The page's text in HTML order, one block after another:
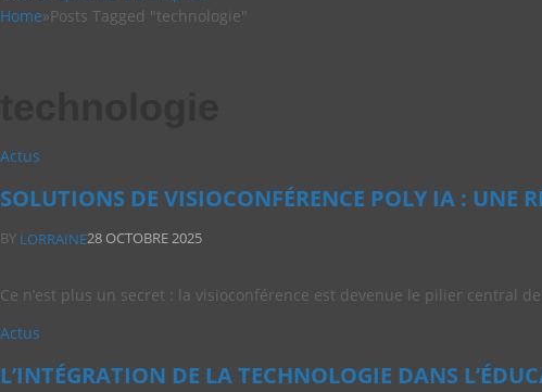
Home»Posts Tagged "technologie"
Actus
SOLUTIONS DE VISIOCONFÉRENCE POLY IA :
BY LORRAINE28 OCTOBRE 2025
Ce n’est plus un secret : la visioconférence est devenue le pilier central
Actus
L’INTÉGRATION DE LA TECHNOLOGIE DANS